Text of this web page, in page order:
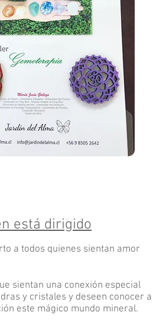
está dirigido
a todos quienes sientan amor
sientan una conexión especial
y cristales y deseen conocer a
este mágico mundo mineral.